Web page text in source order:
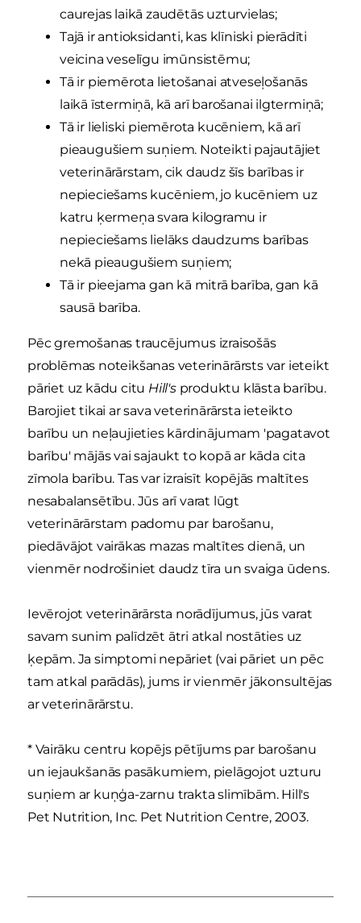
caurejas laikā zaudētās uzturvielas;
Tajā ir antioksidanti, kas klīniski pierādīti
veicina veselīgu imūnsistēmu;
Tā ir piemērota lietošanai atveseļošanās
laikā īstermiņā, kā arī barošanai ilgtermiņā;
Tā ir lieliski piemērota kucēniem, kā arī
pieaugušiem suņiem. Noteikti pajautājiet
veterinārārstam, cik daudz šīs barības ir
nepieciešams kucēniem, jo kucēniem uz
katru ķermeņa svara kilogramu ir
nepieciešams lielāks daudzums barības
nekā pieaugušiem suņiem;
Tā ir pieejama gan kā mitrā barība, gan kā
sausā barība.
Pēc gremošanas traucējumus izraisošās
problēmas noteikšanas veterinārārsts var ieteikt
pāriet uz kādu citu Hill'sproduktu klāsta barību.
Barojiet tikai ar sava veterinārārsta ieteikto
barību un neļaujieties kārdinājumam 'pagatavot
barību' mājās vai sajaukt to kopā ar kāda cita
zīmola barību. Tas var izraisīt kopējās maltītes
nesabalansētību. Jūs arī varat lūgt
veterinārārstam padomu par barošanu,
piedāvājot vairākas mazas maltītes dienā, un
vienmēr nodrošiniet daudz tīra un svaiga ūdens.
Ievērojot veterinārārsta norādījumus, jūs varat
savam sunim palīdzēt ātri atkal nostāties uz
ķepām. Ja simptomi nepāriet (vai pāriet un pēc
tam atkal parādās), jums ir vienmēr jākonsultējas
ar veterinārārstu.
* Vairāku centru kopējs pētījums par barošanu
un iejaukšanās pasākumiem, pielāgojot uzturu
suņiem ar kuņģa-zarnu trakta slimībām. Hill's
Pet Nutrition, Inc. Pet Nutrition Centre, 2003.